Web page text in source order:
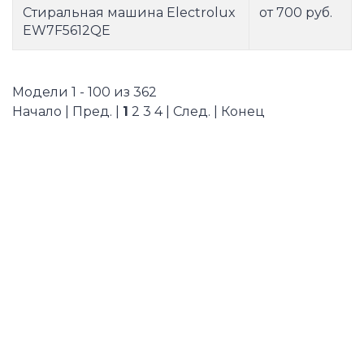
Стиральная машина Electrolux
EW7F5612QE
от 700 руб.
Модели 1 - 100 из 362
Начало | Пред. | 1 2 3 4| След. Конец